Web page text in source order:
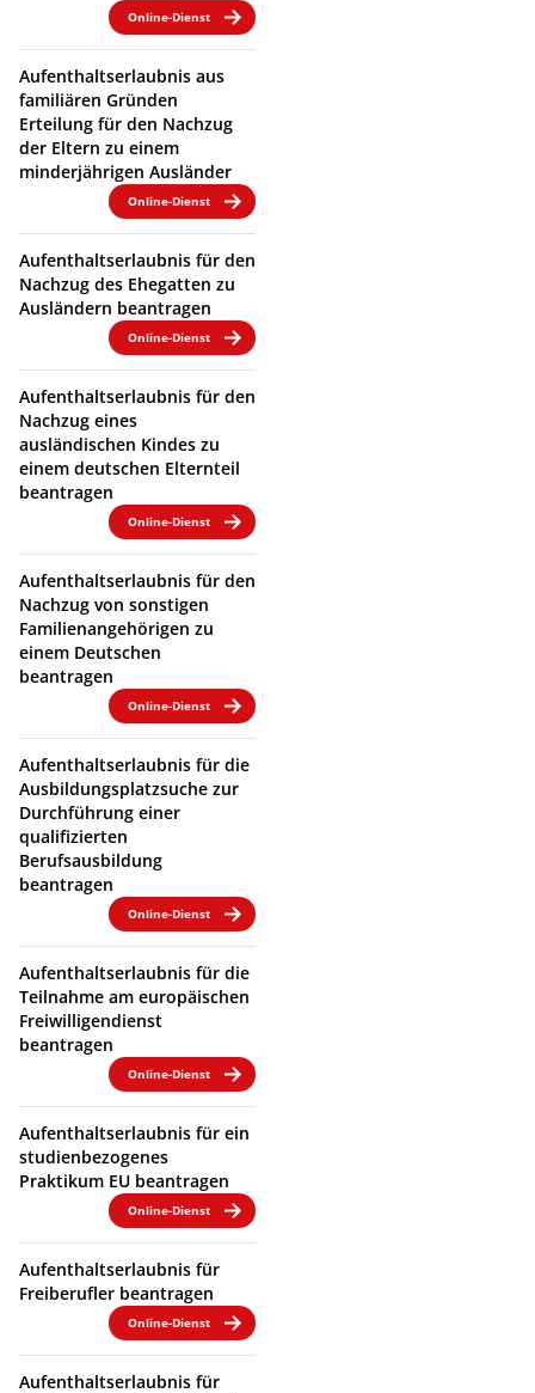
Online-Dienst
Aufenthaltserlaubnis aus
familiären Gründen
Erteilung für den Nachzug
der Eltern zu einem
minderjährigen Ausländer
Online-Dienst
Aufenthaltserlaubnis für den
Nachzug des Ehegatten zu
Ausländern beantragen
Online-Dienst
Aufenthaltserlaubnis für den
Nachzug eines
ausländischen Kindes zu
einem deutschen Elternteil
beantragen
Online-Dienst
Aufenthaltserlaubnis für den
Nachzug von sonstigen
Familienangehörigen zu
einem Deutschen
beantragen
Online-Dienst
Aufenthaltserlaubnis für die
Ausbildungsplatzsuche zur
Durchführung einer
qualifizierten
Berufsausbildung
beantragen
Online-Dienst
Aufenthaltserlaubnis für die
Teilnahme am europäischen
Freiwilligendienst
beantragen
Online-Dienst
Aufenthaltserlaubnis für ein
studienbezogenes
Praktikum EU beantragen
Online-Dienst
Aufenthaltserlaubnis für
Freiberufler beantragen
Online-Dienst
Aufenthaltserlaubnis für